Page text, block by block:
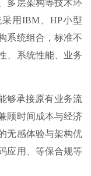
多层架构等技术环
用IBM、HP小型
系统组合，标准不
、系统性能、业务
够承接原有业务流
顾时间成本与经济
无感体验与架构优
应用、等保合规等